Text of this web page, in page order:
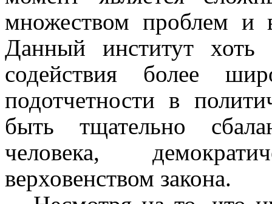
множеством проблем и
Данный институт хоть
содействия более
подотчетности в
быть тщательно
человека,
верховенством закона.